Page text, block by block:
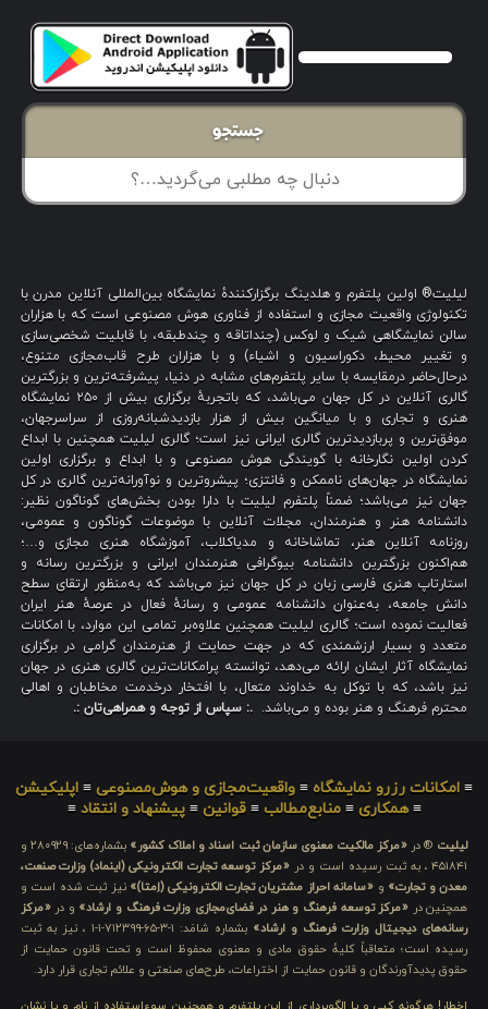
جستجو
لیلیت® اولین پلتفرم و هلدینگ برگزارکنندهٔ نمایشگاه بین‌المللی آنلاین مدرن با
تکنولوژی واقعیت مجازی و استفاده از فناوری هوش مصنوعی است که با هزاران
سالن نمایشگاهی شیک و لوکس (چنداتاقه و چندطبقه، با قابلیت شخصی‌سازی
و تغییر محیط، دکوراسیون و اشیاء) و با هزاران طرح قاب‌مجازی متنوع،
درحال‌حاضر درمقایسه با سایر پلتفرم‌های مشابه در دنیا، پیشرفته‌ترین و بزرگترین
گالری آنلاین در کل جهان می‌باشد، که باتجربهٔ برگزاری بیش از ۲۵۰ نمایشگاه
هنری و تجاری و با میانگین بیش از هزار بازدیدشبانه‌روزی از سراسرجهان،
موفق‌ترین و پربازدیدترین گالری ایرانی نیز است؛ گالری لیلیت همچنین با ابداع
کردن اولین نگارخانه با گویندگی هوش مصنوعی و با ابداع و برگزاری اولین
نمایشگاه در جهان‌های ناممکن و فانتزی؛ پیشروترین و نوآورانه‌ترین گالری در کل
جهان نیز می‌باشد؛ ضمناً پلتفرم لیلیت با دارا بودن بخش‌های گوناگون نظیر:
دانشنامه هنر و هنرمندان، مجلات آنلاین با موضوعات گوناگون و عمومی،
روزنامه آنلاین هنر، تماشاخانه و مدیاکلاب، آموزشگاه هنری مجازی و…؛
هم‌اکنون بزرگترین دانشنامه بیوگرافی هنرمندان ایرانی و بزرگترین رسانه و
استارتاپ هنری فارسی زبان در کل جهان نیز می‌باشد که به‌منظور ارتقای سطح
دانش جامعه، به‌عنوان دانشنامه عمومی و رسانهٔ فعال در عرصهٔ هنر ایران
فعالیت نموده است؛ گالری لیلیت همچنین علاوه‌بر تمامی این موارد، با امکانات
متعدد و بسیار ارزشمندی که در جهت حمایت از هنرمندان گرامی در برگزاری
نمایشگاه آثار ایشان ارائه می‌دهد، توانسته پرامکانات‌ترین گالری هنری در جهان
نیز باشد، که با توکل به خداوند متعال، با افتخار درخدمت مخاطبان و اهالی
محترم فرهنگ و هنر بوده و می‌باشد. .: سپاس از توجه و همراهی‌تان :.
≡ امکانات رزرو نمایشگاه ≡ واقعیت‌مجازی و هوش‌مصنوعی ≡ اپلیکیشن
≡همکاری ≡منابع‌مطالب ≡قوانین ≡پیشنهاد و انتقاد ≡
لیلیت ® در «مرکز مالکیت معنوی سازمان ثبت اسناد و املاک کشور»
بشماره‌های: ۲۸۰۹۲۹ و
۴۵۱۸۴۱ ، به ثبت رسیده است و در
«مرکز توسعه تجارت الکترونیکی (اینماد) وزارت صنعت،
معدن و تجارت» و «سامانه احراز مشتریان تجارت الکترونیکی (اِمتا)» نیز ثبت شده است و
همچنین در «مرکز توسعه فرهنگ و هنر در فضای‌مجازی وزارت فرهنگ و ارشاد» و در«مرکز
رسانه‌های دیجیتال وزارت فرهنگ و ارشاد»
بشماره شامَد: ۱-۳-۶۵-۷۱۲۳۹۹-۱-۱ ، نیز به ثبت
رسیده است؛ متعاقباً کلیهٔ حقوق مادی و معنوی محفوظ است و تحت قانون حمایت از
حقوق پدیدآورندگان و قانون حمایت از اختراعات، طرح‌های صنعتی و علائم تجاری قرار دارد.